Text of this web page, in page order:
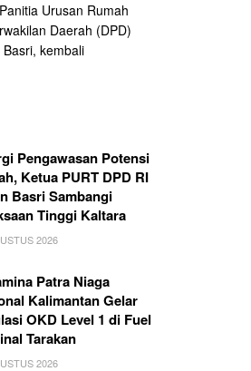
Urusan Rumah
Daerah (DPD)
kembali
Pengawasan Potensi
Ketua PURT DPD RI
Basri Sambangi
Tinggi Kaltara
2026
Patra Niaga
Kalimantan Gelar
OKD Level 1 di Fuel
Tarakan
2026